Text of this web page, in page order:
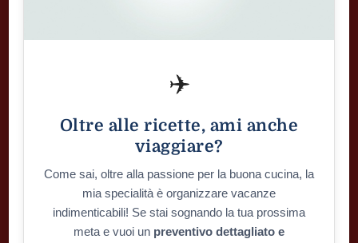
✈️
Oltre alle ricette, ami anche
viaggiare?
Come sai, oltre alla passione per la buona cucina, la
mia specialità è organizzare vacanze
indimenticabili! Se stai sognando la tua prossima
meta e vuoi un preventivo dettagliato e